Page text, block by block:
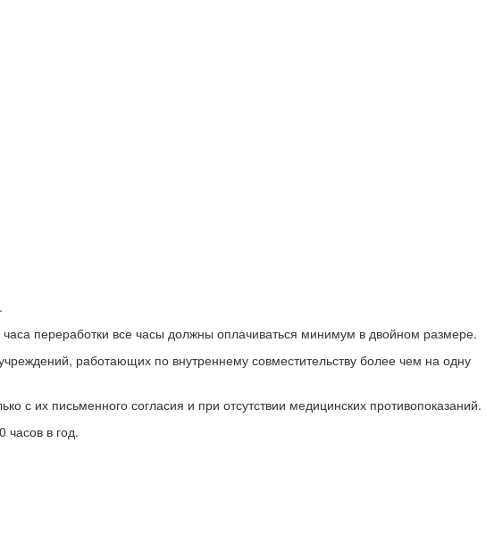
переработки все часы должны оплачиваться минимум в двойном размере.
работающих по внутреннему совместительству более чем на одну
с их письменного согласия и при отсутствии медицинских противопоказаний.
часов в год.